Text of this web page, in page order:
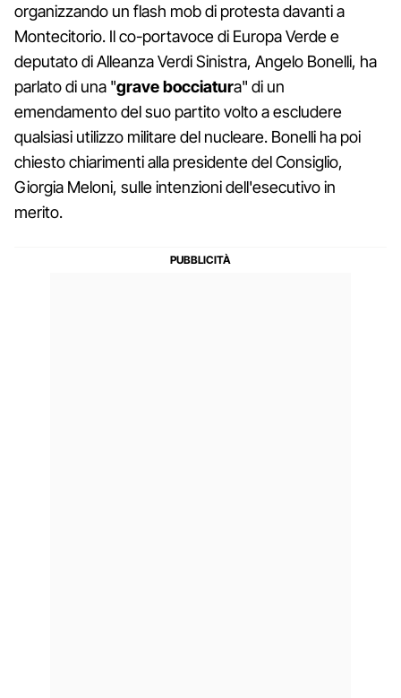
organizzando un flash mob di protesta davanti a
Montecitorio. Il co-portavoce di Europa Verde e
deputato di Alleanza Verdi Sinistra, Angelo Bonelli, ha
parlato di una "grave bocciatura" di un
emendamento del suo partito volto a escludere
qualsiasi utilizzo militare del nucleare. Bonelli ha poi
chiesto chiarimenti alla presidente del Consiglio,
Giorgia Meloni, sulle intenzioni dell'esecutivo in
merito.